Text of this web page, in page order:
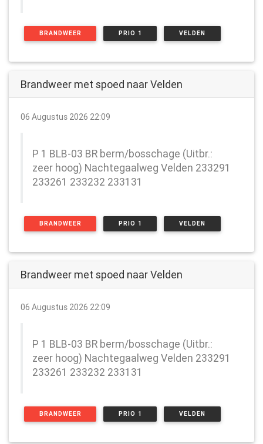
BRANDWEER PRIO 1 VELDEN
Brandweer met spoed naar Velden
06 Augustus 2026 22:09
P 1 BLB-03 BR berm/bosschage (Uitbr.:
zeer hoog) Nachtegaalweg Velden 233291
233261 233232 233131
BRANDWEER PRIO 1 VELDEN
Brandweer met spoed naar Velden
06 Augustus 2026 22:09
P 1 BLB-03 BR berm/bosschage (Uitbr.:
zeer hoog) Nachtegaalweg Velden 233291
233261 233232 233131
BRANDWEER PRIO 1 VELDEN